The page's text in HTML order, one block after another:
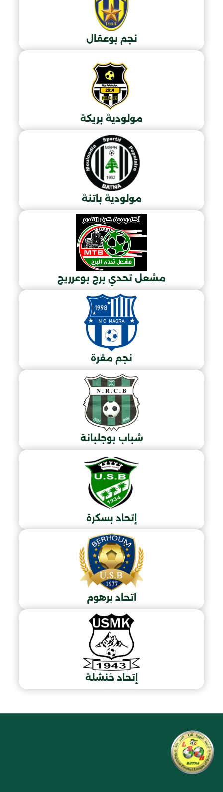
نجم بوعقال
مولودية بريكة
مولودية باتنة
مشعل تحدي برج بوعرريج
نجم مقرة
شباب بوجلبانة
إتحاد بسكرة
اتحاد برهوم
إتحاد خنشلة